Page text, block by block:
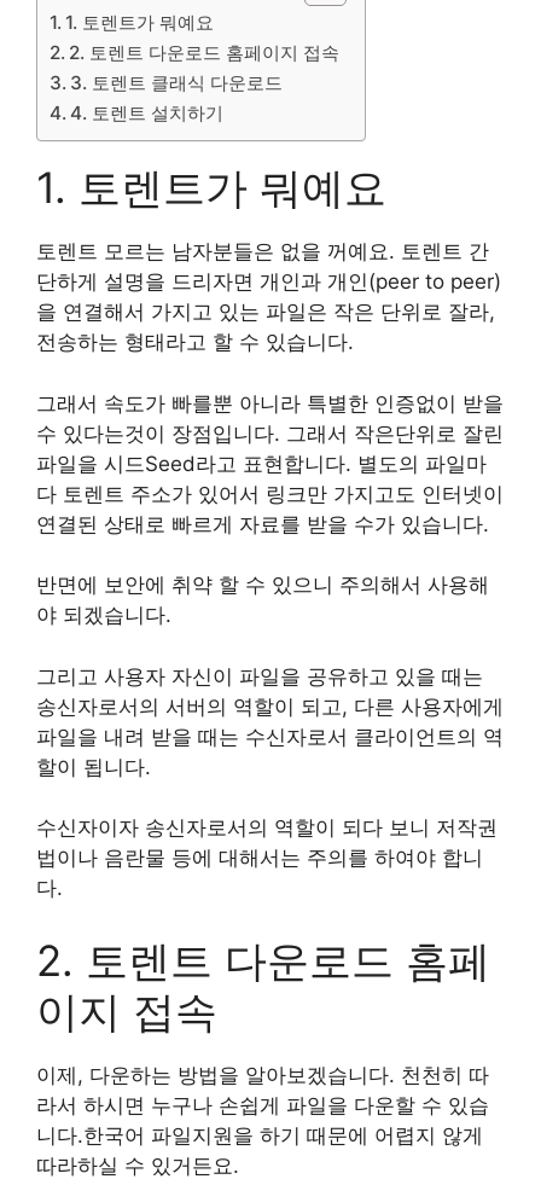
1. 토렌트가 뭐예요
2. 토렌트 다운로드 홈페이지 접속
3. 토렌트 클래식 다운로드
4. 토렌트 설치하기
1. 토렌트가 뭐예요
토렌트 모르는 남자분들은 없을 꺼예요. 토렌트 간
단하게 설명을 드리자면 개인과 개인(peer to peer)
을 연결해서 가지고 있는 파일은 작은 단위로 잘라,
전송하는 형태라고 할 수 있습니다.
그래서 속도가 빠를뿐 아니라 특별한 인증없이 받을
수 있다는것이 장점입니다. 그래서 작은단위로 잘린
파일을 시드Seed라고 표현합니다. 별도의 파일마
다 토렌트 주소가 있어서 링크만 가지고도 인터넷이
연결된 상태로 빠르게 자료를 받을 수가 있습니다.
반면에 보안에 취약 할 수 있으니 주의해서 사용해
야 되겠습니다.
그리고 사용자 자신이 파일을 공유하고 있을 때는
송신자로서의 서버의 역할이 되고, 다른 사용자에게
파일을 내려 받을 때는 수신자로서 클라이언트의 역
할이 됩니다.
수신자이자 송신자로서의 역할이 되다 보니 저작권
법이나 음란물 등에 대해서는 주의를 하여야 합니
다.
2. 토렌트 다운로드 홈페
이지 접속
이제, 다운하는 방법을 알아보겠습니다. 천천히 따
라서 하시면 누구나 손쉽게 파일을 다운할 수 있습
니다.한국어 파일지원을 하기 때문에 어렵지 않게
따라하실 수 있거든요.​